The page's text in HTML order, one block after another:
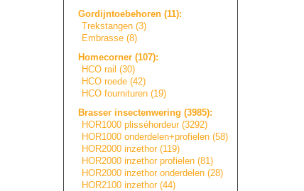
Gordijntoebehoren (11):
Trekstangen (3)
Embrasse (8)
Homecorner (107):
HCO rail (30)
HCO roede (42)
HCO fournituren (19)
Brasser insectenwering (3985):
HOR1000 plisséhordeur (3292)
HOR1000 onderdelen+profie en (58)
HOR2000 inzethor (119)
HOR2000 inzethor profielen (81)
HOR2000 inzethor onderdelen (28)
HOR2100 inzethor (44)